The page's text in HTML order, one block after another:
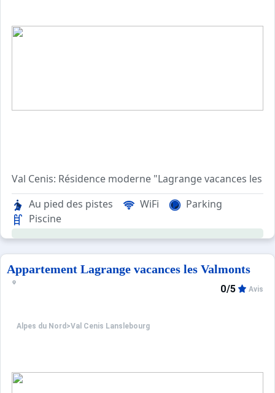
Val Cenis: Résidence moderne "Lagrange vacances
Apt 3 pièces 35 m2. Aménagement confortable et
Au pied des pistes WiFi
Parking
Piscine
Appartement Lagrange vacances les Valmonts
Alpes du Nord >Val Cenis Lanslebourg
0/5 Avis